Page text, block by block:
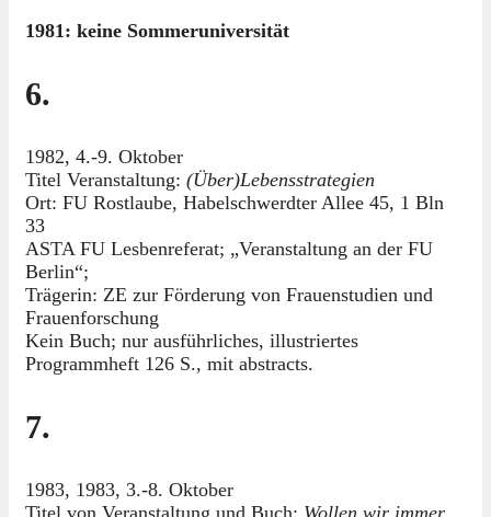
1981: keine Sommeruniversität
6.
1982, 4.-9. Oktober
Titel Veranstaltung: (Über)Lebensstrategien
Ort: FU Rostlaube, Habelschwerdter Allee 45, 1 Bln
33
ASTA FU Lesbenreferat; „Veranstaltung an der FU
Berlin“;
Trägerin: ZE zur Förderung von Frauenstudien und
Frauenforschung
Kein Buch; nur ausführliches, illustriertes
Programmheft 126 S., mit abstracts.
7.
1983, 1983, 3.-8. Oktober
Titel von Veranstaltung und Buch: Wollen wir immer